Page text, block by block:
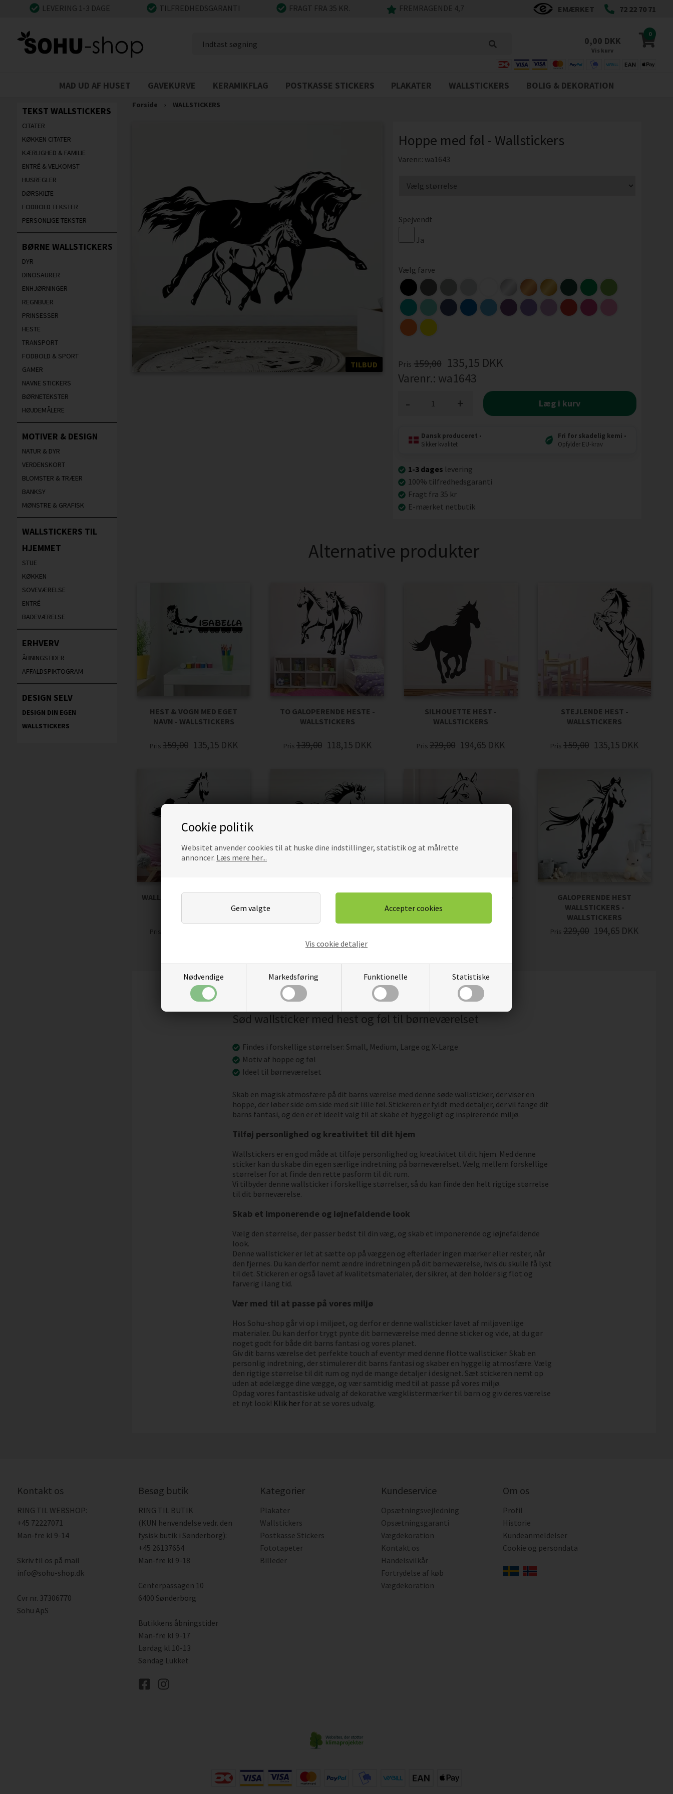
Cookie politik
Websitet anvender cookies til at huske dine indstillinger, statistik og at målrette
annoncer. Læs mere her...
Nødvendige Markedsføring Funktionelle Statistiske
Vis cookie detaljer
LEVERING 1-3 DAGE TILFREDHEDSGARANTI FRAGT FRA 35 KR. FREMRAGENDE 4,7 EMÆRKET 72 22 70 71
0
0,00 DKK
Vis kurv
MAD UD AF HUSET GAVEKURVE KERAMIKFLAG POSTKASSE STICKERS PLAKATER WALLSTICKERS BOLIG & DEKORATION
TEKST WALLSTICKERS
CITATER
KØKKEN CITATER
KÆRLIGHED & FAMILIE
ENTRÉ & VELKOMST
HUSREGLER
DØRSKILTE
FODBOLD TEKSTER
PERSONLIGE TEKSTER
BØRNE WALLSTICKERS
DYR
DINOSAURER
ENHJØRNINGER
REGNBUER
PRINSESSER
HESTE
TRANSPORT
FODBOLD & SPORT
GAMER
NAVNE STICKERS
BØRNETEKSTER
HØJDEMÅLERE
MOTIVER & DESIGN
NATUR & DYR
VERDENSKORT
BLOMSTER & TRÆER
BANKSY
MØNSTRE & GRAFISK
WALLSTICKERS TIL
HJEMMET
STUE
KØKKEN
SOVEVÆRELSE
ENTRÉ
BADEVÆRELSE
ERHVERV
ÅBNINGSTIDER
AFFALDSPIKTOGRAM
DESIGN SELV
DESIGN DIN EGEN
WALLSTICKERS
Forside › WALLSTICKERS
TILBUD
Hoppe med føl - Wallstickers
Varenr.: wa1643
Spejvendt
Ja
Vælg farve
Pris 159,00 135,15 DKK
Varenr.: wa1643
+
- Læg i kurv
Dansk produceret •
Sikker kvalitet
Fri for skadelig kemi •
Opfylder EU-krav
1-3 dages levering
100% tilfredhedsgaranti
Fragt fra 35 kr
E-mærket netbutik
Alternative produkter
HEST & VOGN MED EGET
NAVN - WALLSTICKERS
Pris 159,00 135,15 DKK
TO GALOPERENDE HESTE -
WALLSTICKERS
Pris 139,00 118,15 DKK
SILHOUETTE HEST -
WALLSTICKERS
Pris 229,00 194,65 DKK
STEJLENDE HEST -
WALLSTICKERS
Pris 159,00 135,15 DKK
WALLSTICKERS - FLOT HEST I
Pris
DEN GALOPERENDE HEST -
DET SMUKKE HESTEHOVEDE -
WALLSTICKERS
GALOPERENDE HEST
WALLSTICKERS -
WALLSTICKERS
Pris 229,00 194,65 DKK
Sød wallsticker med hest og føl til børneværelset
Findes i forskellige størrelser: Small, Medium, Large og X-Large
Motiv af hoppe og føl
Ideel til børneværelset
Skab en magisk atmosfære på dit barns værelse med denne søde wallsticker, der viser en
hoppe, der løber side om side med sit lille føl. Stickeren er fyldt med detaljer, der vil fange dit
barns fantasi, og den er et ideelt valg til at skabe et hyggeligt og inspirerende miljø.
Tilføj personlighed og kreativitet til dit hjem
Wallstickers er en god måde at tilføje personlighed og kreativitet til dit hjem. Med denne
sticker kan du skabe din egen særlige indretning på børneværelset. Vælg mellem forskellige
størrelser for at finde den rette pasform til dit rum.
Vi tilbyder denne wallsticker i forskellige størrelser, så du kan finde den helt rigtige størrelse
til dit børneværelse.
Skab et imponerende og iøjnefaldende look
Vælg den størrelse, der passer bedst til din væg, og skab et imponerende og iøjnefaldende
look.
Denne wallsticker er let at sætte op på væggen og efterlader ingen mærker eller rester, når
den fjernes. Du kan derfor nemt ændre indretningen på dit børneværelse, hvis du skulle få lyst
til det. Stickeren er også lavet af kvalitetsmaterialer, der sikrer, at den holder sig flot og
farverig i lang tid.
Vær med til at passe på vores miljø
Hos Sohu-shop går vi op i miljøet, og derfor er denne wallsticker lavet af miljøvenlige
materialer. Du kan derfor trygt pynte dit børneværelse med denne sticker og vide, at du gør
noget godt for både dit barns fantasi og vores planet.
Giv dit barns værelse det perfekte touch af eventyr med denne flotte wallsticker. Skab en
personlig indretning, der stimulerer dit barns fantasi og skaber en hyggelig atmosfære. Vælg
den rigtige størrelse til dit rum og nyd de mange detaljer i designet. Sæt stickeren nemt op
uden at ødelægge dine vægge, og vær samtidig med til at passe på vores miljø.
Opdag vores fantastiske udvalg af dekorative vægklistermærker til børn og giv deres værelse
et nyt look! Klik herfor at se vores udvalg.
Kontakt os
RING TIL WEBSHOP:
+45 72227071
Man-fre kl 9-14
Skriv til os på mail
info@sohu-shop.dk
Cvr nr. 37306770
Sohu ApS
Besøg butik
RING TIL BUTIK
(KUN henvendelse vedr. den
fysisk butik i Sønderborg):
+45 26137654
Man-fre kl 9-18
Centerpassagen 10
6400 Sønderborg
Butikkens åbningstider
Man-fre kl 9-17
Lørdag kl 10-13
Søndag Lukket
Kategorier
Plakater
Wallstickers
Postkasse Stickers
Fototapeter
Billeder
Kundeservice
Opsætningsvejledning
Opsætningsgaranti
Vægdekoration
Kontakt os
Handelsvilkår
Fortrydelse af køb
Vægdekoration
Om os
Profil
Historie
Kundeanmeldelser
Cookie og persondata